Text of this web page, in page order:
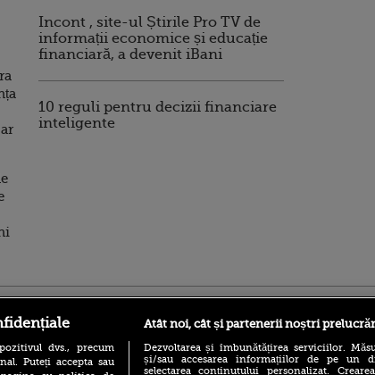
Incont , site-ul Știrile Pro TV de
informații economice și educație
financiară, a devenit iBani
10 reguli pentru decizii financiare
inteligente
dvs., precum
Puteți accepta sau
Atât noi, cât și partenerii noștri
Dezvoltarea și îmbunătățirea serviciilor.
și/sau accesarea informațiilor de pe un
selectarea conținutului personalizat.